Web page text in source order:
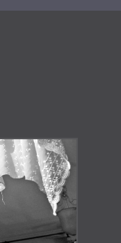
mě na
pěstují jak
že